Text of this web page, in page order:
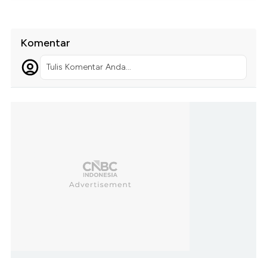
Komentar
Tulis Komentar Anda...